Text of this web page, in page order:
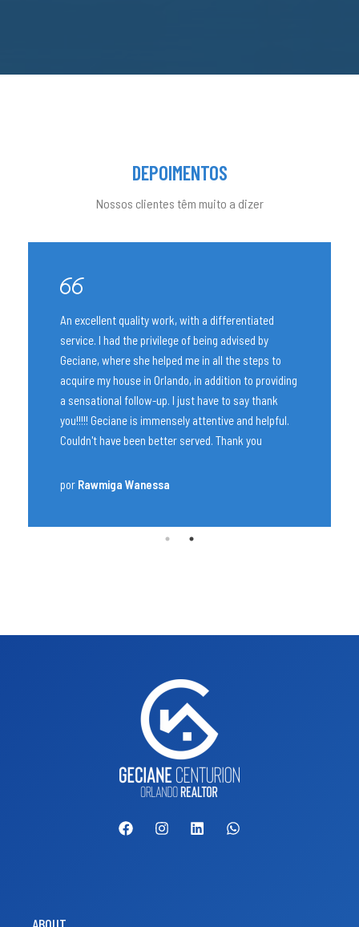
DEPOIMENTOS
Nossos clientes têm muito a dizer
Excellent resource to find investment property,
although you still need to reverify all information.
She has been very helpful and I would recommend
working with her to identify properties im areas
that have high utilization.
porKen Wong